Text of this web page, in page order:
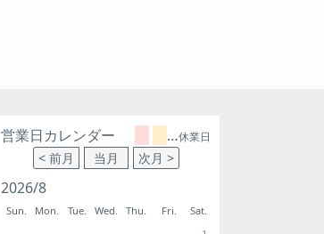
営業日カレンダー …休業日
2026/8
Sun. Mon. Tue. Wed. Thu. Fri.
Sat.